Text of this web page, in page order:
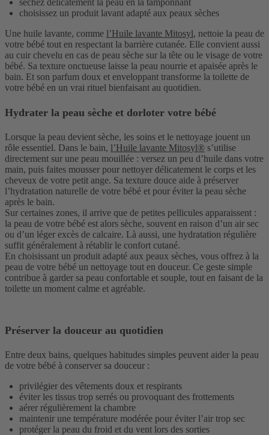
choisissez un produit lavant adapté aux peaux sèches
Une huile lavante, comme l’Huile lavante Mitosyl, nettoie la peau de
votre bébé tout en respectant la barrière cutanée. Elle convient aussi
au cuir chevelu en cas de peau sèche sur la tête ou le visage de votre
bébé. Sa texture onctueuse laisse la peau nourrie et apaisée après le
bain. Et son parfum doux et enveloppant transforme la toilette de
votre bébé en un vrai rituel bienfaisant au quotidien.
Hydrater la peau sèche et dorloter votre bébé
Lorsque la peau devient sèche, les soins et le nettoyage jouent un
rôle essentiel. Dans le bain, l’Huile lavante Mitosyl® s’utilise
directement sur une peau mouillée : versez un peu d’huile dans votre
main, puis faites mousser pour nettoyer délicatement le corps et les
cheveux de votre petit ange. Sa texture douce aide à préserver
l’hydratation naturelle de votre bébé et pour éviter la peau sèche
après le bain.
Sur certaines zones, il arrive que de petites pellicules apparaissent :
la peau de votre bébé est alors sèche, souvent en raison d’un air sec
ou d’un léger excès de calcaire. Là aussi, une hydratation régulière
suffit généralement à rétablir le confort cutané.
En choisissant un produit adapté aux peaux sèches, vous offrez à la
peau de votre bébé un nettoyage tout en douceur. Ce geste simple
contribue à garder sa peau confortable et souple, tout en faisant de la
toilette un moment calme et agréable.
Préserver la douceur au quotidien
Entre deux bains, quelques habitudes simples peuvent aider la peau
de votre bébé à conserver sa douceur :
privilégier des vêtements doux et respirants
éviter les tissus trop serrés ou provoquant des frottements
aérer régulièrement la chambre
maintenir une température modérée pour éviter l’air trop sec
protéger la peau du froid et du vent lors des sorties